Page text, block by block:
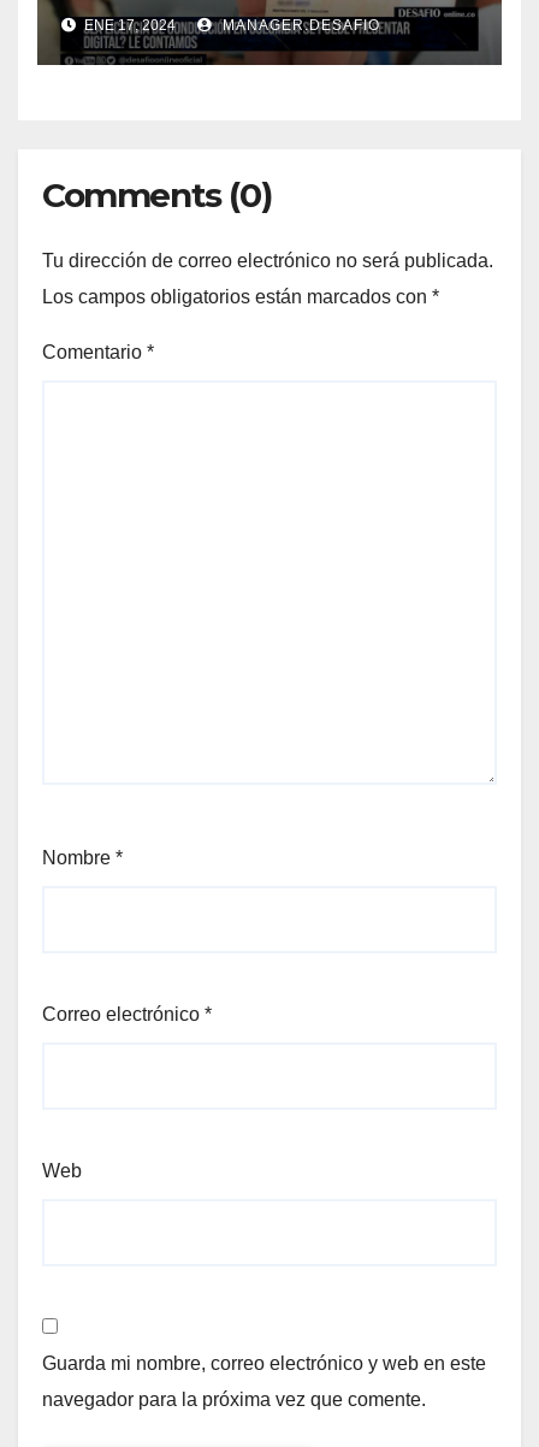
ENE 17, 2024 MANAGER.DESAFIO
Comments (0)
Tu dirección de correo electrónico no será publicada.
Los campos obligatorios están marcados con *
Comentario *
Nombre *
Correo electrónico *
Web
Guarda mi nombre, correo electrónico y web en este
navegador para la próxima vez que comente.